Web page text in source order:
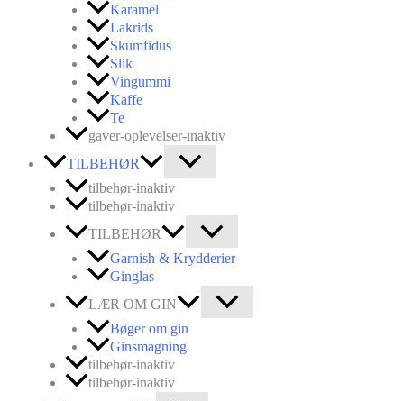
Karamel
Lakrids
Skumfidus
Slik
Vingummi
Kaffe
Te
gaver-oplevelser-inaktiv
TILBEHØR
tilbehør-inaktiv
tilbehør-inaktiv
TILBEHØR
Garnish & Krydderier
Ginglas
LÆR OM GIN
Bøger om gin
Ginsmagning
tilbehør-inaktiv
tilbehør-inaktiv